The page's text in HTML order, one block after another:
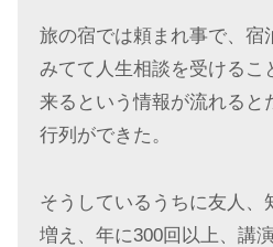
旅の宿では頼まれ事で、宿
みてて人生相談を受けるこ
来るという情報が流れると
行列ができた。
そうしているうちに友人、
増え、年に300回以上、講